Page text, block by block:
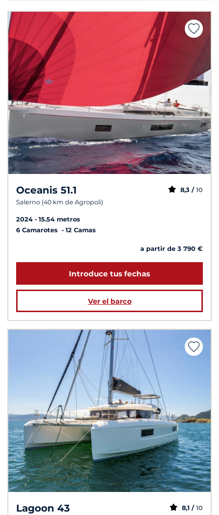
Oceanis 51.1
Salerno (40 km de Agropoli)
8,3 / 10
2024
15.54 metros
6 Camarotes
12 Camas
a partir de 3 790 €
Introduce tus fechas
Ver el barco
Lagoon 43 8,1 / 10